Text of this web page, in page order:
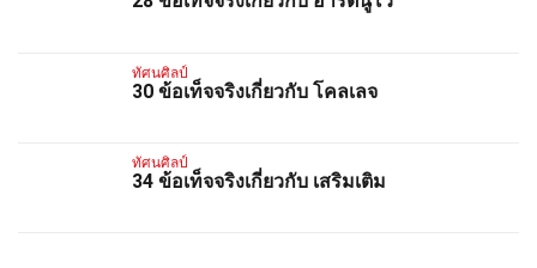
ทัศนศิลป์
30 ข้อเท็จจริงเกี่ยวกับ โคลเลจ
ทัศนศิลป์
34 ข้อเท็จจริงเกี่ยวกับ เสริมเติม